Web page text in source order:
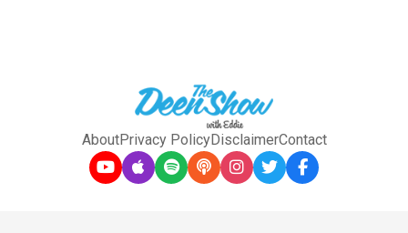
AboutPrivacy PolicyDisclaimerContact